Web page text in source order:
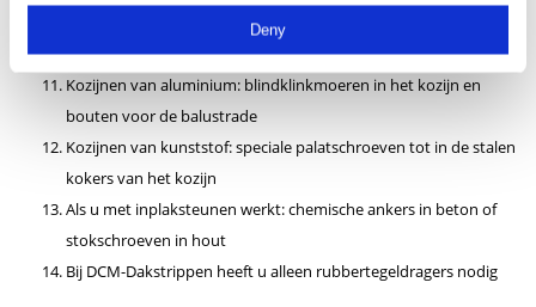
Deny
Stucgevel met isolatie: Thermax ankers
Kozijnen van hout: houtdraadbouten
Kozijnen van aluminium: blindklinkmoeren in het kozijn en
bouten voor de balustrade
Kozijnen van kunststof: speciale palatschroeven tot in de stalen
kokers van het kozijn
Als u met inplaksteunen werkt: chemische ankers in beton of
stokschroeven in hout
Bij DCM-Dakstrippen heeft u alleen rubbertegeldragers nodig